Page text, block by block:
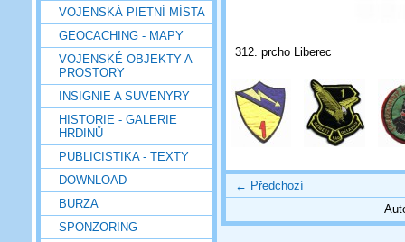
VOJENSKÁ PIETNÍ MÍSTA
GEOCACHING - MAPY
VOJENSKÉ OBJEKTY A
PROSTORY
INSIGNIE A SUVENYRY
HISTORIE - GALERIE
HRDINŮ
PUBLICISTIKA - TEXTY
DOWNLOAD
BURZA
SPONZORING
312. prcho Liberec
← Předchozí